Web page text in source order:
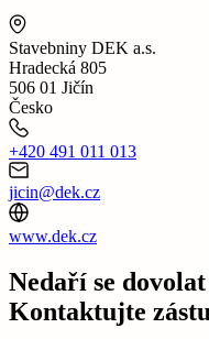
Stavebniny DEK a.s.
Hradecká 805
506 01 Jičín
Česko
+420 491 011 013
jicin@dek.cz
www.dek.cz
Nedaří se
Kontaktujte